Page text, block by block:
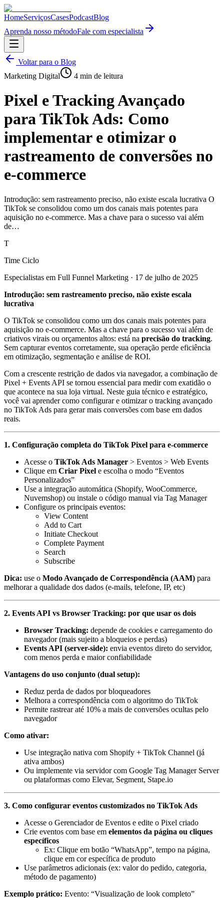
HomeServiçosCasesPodcastBlog
Aprenda nosso métodoFale com especialista
Voltar para o Blog
Marketing Digital
4 min de leitura
Pixel e Tracking Avançado
para TikTok Ads: Como
implementar e otimizar o
rastreamento de conversões no
e-commerce
Introdução: sem rastreamento preciso, não existe escala lucrativa O
TikTok se consolidou como um dos canais mais potentes para
aquisição no e-commerce. Mas a chave para o sucesso vai além
de…
T
Time Ciclo
Especialistas em Full Funnel Marketing · 17 de julho de 2025
Introdução: sem rastreamento preciso, não existe escala
lucrativa
O TikTok se consolidou como um dos canais mais potentes para
aquisição no e-commerce. Mas a chave para o sucesso vai além de
criativos virais ou orçamentos altos: está na precisão do tracking.
Sem capturar eventos corretamente, sua operação perde eficiência
em otimização, segmentação e análise de ROI.
Com a crescente restrição de dados via navegador, a combinação de
Pixel + Events API se tornou essencial para medir com exatidão o
que acontece na sua loja virtual. Neste guia técnico e estratégico,
você vai aprender como configurar e otimizar o tracking avançado
no TikTok Ads para gerar mais conversões com base em dados
reais.
1. Configuração completa do TikTok Pixel para e-commerce
Acesse o TikTok Ads Manager > Eventos > Web Events
Clique em Criar Pixel e escolha o modo “Eventos
Personalizados”
Use a integração automática (Shopify, WooCommerce,
Nuvemshop) ou instale o código manual via Tag Manager
Configure os principais eventos:
View Content
Add to Cart
Initiate Checkout
Complete Payment
Search
Subscribe
Dica: use o Modo Avançado de Correspondência (AAM) para
melhorar a qualidade dos dados (e-mails, telefone, IP, etc)
2. Events API vs Browser Tracking: por que usar os dois
Browser Tracking: depende de cookies e carregamento do
navegador (mais sujeito a bloqueios e perdas)
Events API (server-side): envia eventos direto do servidor,
com menos perda e maior confiabilidade
Vantagens do uso conjunto (dual setup):
Reduz perda de dados por bloqueadores
Melhora a correspondência com o algoritmo do TikTok
Permite rastrear até 10% a mais de conversões ocultas pelo
navegador
Como ativar:
Use integração nativa com Shopify + TikTok Channel (já
ativa ambos)
Ou implemente via servidor com Google Tag Manager Server
ou plataformas como Elevar, Segment, Stape.io
3. Como configurar eventos customizados no TikTok Ads
Acesse o Gerenciador de Eventos e edite o Pixel criado
Crie eventos com base em elementos da página ou cliques
específicos
Ex: Clique em botão “WhatsApp”, tempo na página,
clique em cor específica de produto
Use parâmetros adicionais (ex: valor do pedido, categoria,
método de pagamento)
Exemplo prático: Evento: “Visualização de look completo”